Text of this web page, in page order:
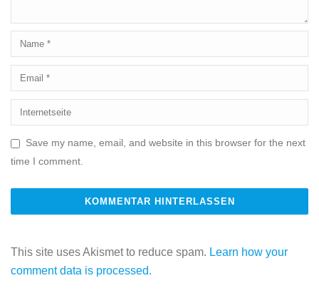
Save my name, email, and website in this browser for the next
time I comment.
This site uses Akismet to reduce spam. Learn how your
comment data is processed.